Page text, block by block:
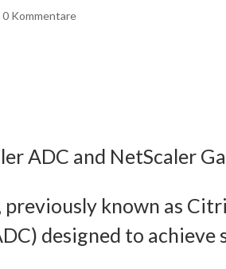
0 Kommentare
ADC and NetScaler
known as
designed to achieve